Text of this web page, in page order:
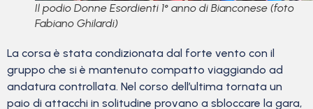
Il podio Donne Esordienti 1° anno di Bianconese (foto
Fabiano Ghilardi)
La corsa è stata condizionata dal forte vento con il
gruppo che si è mantenuto compatto viaggiando ad
andatura controllata. Nel corso dell’ultima tornata un
paio di attacchi in solitudine provano a sbloccare la gara,